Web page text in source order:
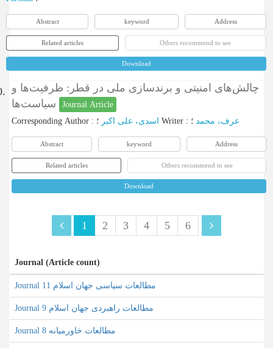
Abstract keyword Address
Related articles Others recommend to see
Download
چالش‌های امنیتی و برندسازی ملی در قطر: ظرفیت‌ها و
Journal Article
Corresponding Author : اسدی، علی اکبر Writer : عرف، محمد ؛
Abstract keyword Address
Related articles Others recommend to see
Download
1 2 3 4 5 6
Journal (Article count)
Journal مطالعات سیاسی جهان اسلام 11
Journal مطالعات راهبردی جهان اسلام 9
Journal مطالعات خاورمیانه 8